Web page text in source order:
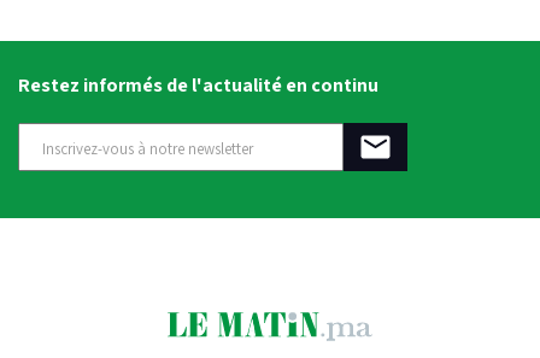
Restez informés de l'actualité en continu